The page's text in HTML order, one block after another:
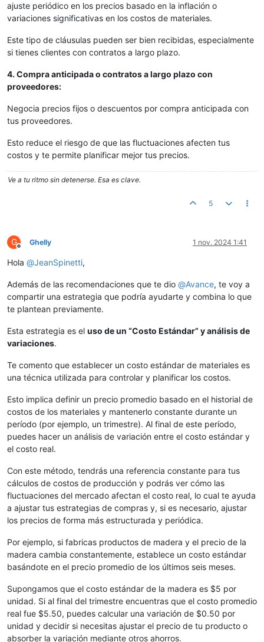
ajuste periódico en los precios basado en la inflación o
variaciones significativas en los costos de materiales.
Este tipo de cláusulas pueden ser bien recibidas, especialmente
si tienes clientes con contratos a largo plazo.
4. Compra anticipada o contratos a largo plazo con
proveedores:
Negocia precios fijos o descuentos por compra anticipada con
tus proveedores.
Esto reduce el riesgo de que las fluctuaciones afecten tus
costos y te permite planificar mejor tus precios.
Ve a tu ritmo sin detenerse. Esa es clave.
5
G
Desconectado
Ghelly 1 nov. 2024 1:41
Hola @JeanSpinetti,
Además de las recomendaciones que te dio @Avance, te voy a
compartir una estrategia que podría ayudarte y combina lo que
te plantean previamente.
Esta estrategia es el uso de un “Costo Estándar” y análisis de
variaciones.
Te comento que establecer un costo estándar de materiales es
una técnica utilizada para controlar y planificar los costos.
Esto implica definir un precio promedio basado en el historial de
costos de los materiales y mantenerlo constante durante un
período (por ejemplo, un trimestre). Al final de este período,
puedes hacer un análisis de variación entre el costo estándar y
el costo real.
Con este método, tendrás una referencia constante para tus
cálculos de costos de producción y podrás ver cómo las
fluctuaciones del mercado afectan el costo real, lo cual te ayuda
a ajustar tus estrategias de compras y, si es necesario, ajustar
los precios de forma más estructurada y periódica.
Por ejemplo, si fabricas productos de madera y el precio de la
madera cambia constantemente, establece un costo estándar
basándote en el precio promedio de los últimos seis meses.
Supongamos que el costo estándar de la madera es $5 por
unidad. Si al final del trimestre encuentras que el costo promedio
real fue $5.50, puedes calcular una variación de $0.50 por
unidad y decidir si necesitas ajustar el precio de tu producto o
absorber la variación mediante otros ahorros.